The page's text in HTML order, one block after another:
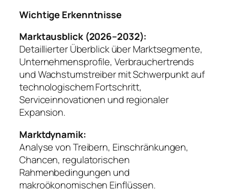
Wichtige Erkenntnisse
Marktausblick (2026–2032):
Detaillierter Überblick über Marktsegmente,
Unternehmensprofile, Verbrauchertrends
und Wachstumstreiber mit Schwerpunkt auf
technologischem Fortschritt,
Serviceinnovationen und regionaler
Expansion.
Marktdynamik:
Analyse von Treibern, Einschränkungen,
Chancen, regulatorischen
Rahmenbedingungen und
makroökonomischen Einflüssen.